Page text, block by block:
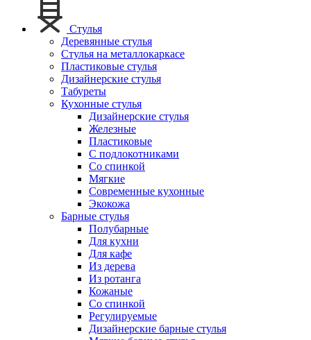
Стулья
Деревянные стулья
Стулья на металлокаркасе
Пластиковые стулья
Дизайнерские стулья
Табуреты
Кухонные стулья
Дизайнерские стулья
Железные
Пластиковые
С подлокотниками
Со спинкой
Мягкие
Современные кухонные
Экокожа
Барные стулья
Полубарные
Для кухни
Для кафе
Из дерева
Из ротанга
Кожаные
Со спинкой
Регулируемые
Дизайнерские барные стулья